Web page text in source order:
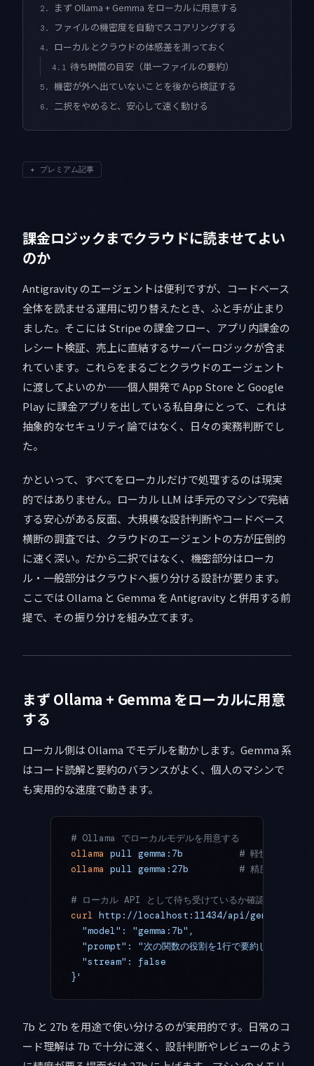
2. まず Ollama + Gemma をローカルに用意する
3. ファイルの機密度を自動でスコアリングする
4. ローカルとクラウドの体感差を測っておく
4.1 待ち時間の目安（単一ファイルの要約）
5. 機密が外へ出ていないことを後から検証する
6. 二択をやめると、安心して速く動ける
✦ プレミアム記事
課金ロジックまでクラウドに読ませてよい
のか
Antigravity のエージェントは便利ですが、コードベース
全体を読ませる運用に切り替えたとき、ふと手が止まり
ました。そこには Stripe の課金フロー、アプリ内課金の
レシート検証、売上に直結するサーバーロジックが含ま
れています。これらをまるごとクラウドのエージェント
に渡してよいのか——個人開発で App Store と Google
Play に課金アプリを出している私自身にとって、これは
抽象的なセキュリティ論ではなく、日々の実務判断でし
た。
かといって、すべてをローカルだけで処理するのは現実
的ではありません。ローカル LLM は手元のマシンで完結
する安心がある反面、大規模な設計判断やコードベース
横断の調査では、クラウドのエージェントの方が圧倒的
に速く深い。だから二択ではなく、機密部分はローカ
ル・一般部分はクラウドへ振り分ける設計が要ります。
ここでは Ollama と Gemma を Antigravity と併用する前
提で、その振り分けを組み立てます。
まず Ollama + Gemma をローカルに用意
する
ローカル側は Ollama でモデルを動かします。Gemma 系
はコード読解と要約のバランスがよく、個人のマシンで
も実用的な速度で動きます。
# Ollama でローカルモデルを用意する
ollama pull gemma:7b
# 軽快さ重視。日
ollama pull gemma:27b
# 精度重視。設計
# ローカル API として待ち受けているか確認
curl http://localhost:11434/api/generate
  "model": "gemma:7b",
"prompt": "次の関数の役割を1行で要約してくださ
  "stream": false
}'
7b と 27b を用途で使い分けるのが実用的です。日常のコ
ード理解は 7b で十分に速く、設計判断やレビューのよう